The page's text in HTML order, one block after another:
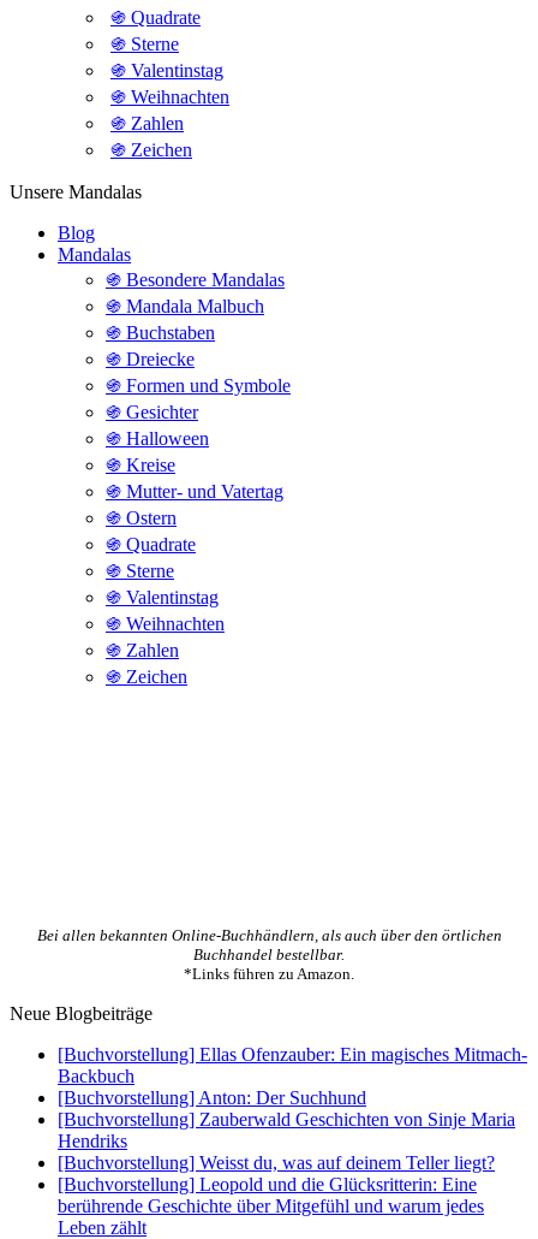
֍ Quadrate
֍ Sterne
֍ Valentinstag
֍ Weihnachten
֍ Zahlen
֍ Zeichen
Unsere Mandalas
Blog
Mandalas
֍ Besondere Mandalas
֍ Mandala Malbuch
֍ Buchstaben
֍ Dreiecke
֍ Formen und Symbole
֍ Gesichter
֍ Halloween
֍ Kreise
֍ Mutter- und Vatertag
֍ Ostern
֍ Quadrate
֍ Sterne
֍ Valentinstag
֍ Weihnachten
֍ Zahlen
֍ Zeichen
Bei allen bekannten Online-Buchhändlern, als auch über den örtlichen
Buchhandel bestellbar.
*Links führen zu Amazon.
Neue Blogbeiträge
[Buchvorstellung] Ellas Ofenzauber: Ein magisches Mitmach-
Backbuch
[Buchvorstellung] Anton: Der Suchhund
[Buchvorstellung] Zauberwald Geschichten von Sinje Maria
Hendriks
[Buchvorstellung] Weisst du, was auf deinem Teller liegt?
[Buchvorstellung] Leopold und die Glücksritterin: Eine
berührende Geschichte über Mitgefühl und warum jedes
Leben zählt